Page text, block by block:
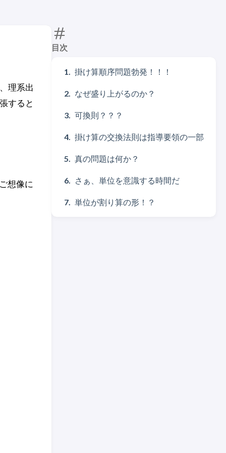
目次
掛け算順序問題勃発！！！
なぜ盛り上がるのか？
可換則？？？
掛け算の交換法則は指導要領の一部
真の問題は何か？
さぁ、単位を意識する時間だ
単位が割り算の形！？
理系出
すると
想像に